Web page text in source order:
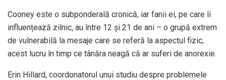
Cooney este o subponderală cronică, iar fanii ei, pe care îi
influențează zilnic, au între 12 și 21 de ani – o grupă extrem
de vulnerabilă la mesaje care se referă la aspectul fizic,
acest lucru în timp ce tânăra neagă că ar suferi de anorexie.
Erin Hillard, coordonatorul unui studiu despre problemele